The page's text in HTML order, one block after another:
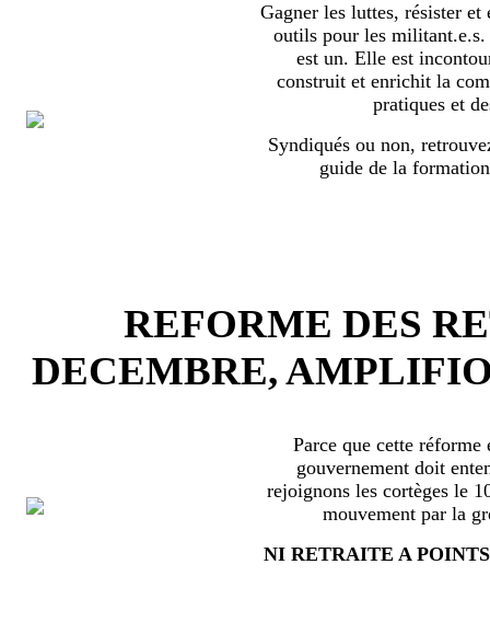
Gagner les luttes, résister et
outils pour les
est un. Elle est
construit et enrichit la
pratiques et
Syndiqués ou non,
guide de la
REFORME DES
DECEMBRE,
Parce que cette
gouvernement doit
rejoignons les cortèges le
mouvement par la
NI RETRAITE A